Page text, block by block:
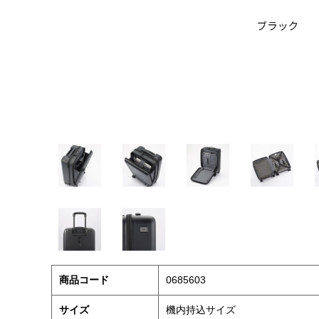
商品コード 0685603
サイズ 機内持込サイズ